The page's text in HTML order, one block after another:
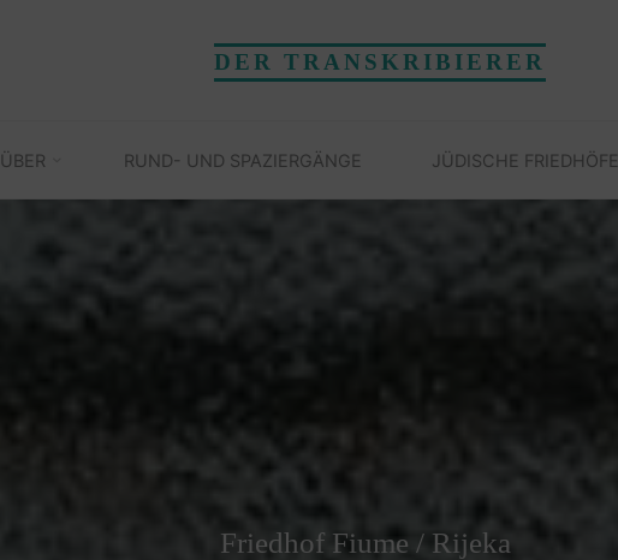
DER TRANSKRIBIERER
ÜBER RUND- UND SPAZIERGÄNGE JÜDISCHE FRIEDHÖFE
Friedhof Fiume / Rijeka